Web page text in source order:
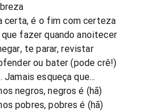
certa, é o fim com certeza
que fazer quando anoitecer
te parar, revistar
ou bater (pode crê!)
Jamais esqueça que...
negros, negros é (hã)
pobres, pobres é (hã)